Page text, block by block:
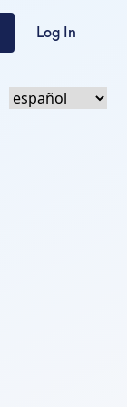
Log In